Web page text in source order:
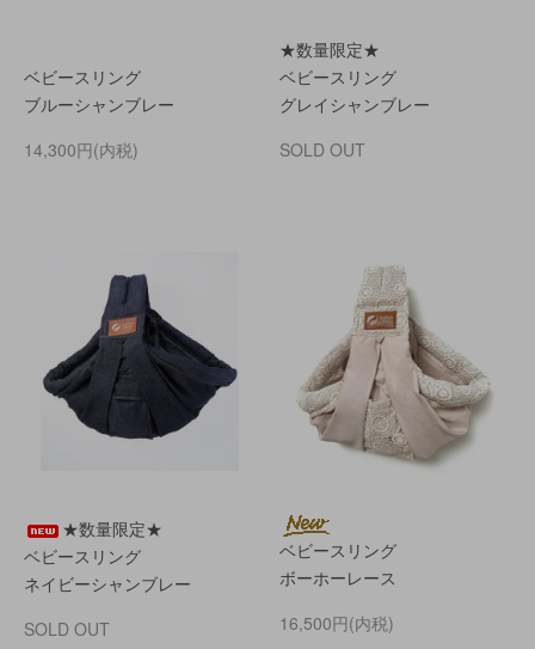
ベビースリング
ブルーシャンブレー
14,300円(内税)
★数量限定★
ベビースリング
グレイシャンブレー
SOLD OUT
★数量限定★
ベビースリング
ネイビーシャンブレー
SOLD OUT
ベビースリング
ボーホーレース
16,500円(内税)